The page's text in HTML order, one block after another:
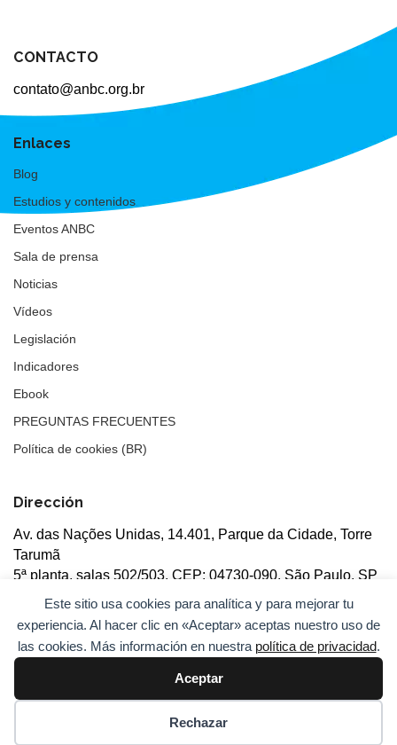
Este sitio usa cookies para analítica y para mejorar tu
experiencia. Al hacer clic en «Aceptar» aceptas nuestro uso de
las cookies. Más información en nuestra política de privacidad.
Aceptar
Rechazar
CONTACTO
contato@anbc.org.br
Enlaces
Blog
Estudios y contenidos
Eventos ANBC
Sala de prensa
Noticias
Vídeos
Legislación
Indicadores
Ebook
PREGUNTAS FRECUENTES
Política de cookies (BR)
Dirección
Av. das Nações Unidas, 14.401, Parque da Cidade, Torre
Tarumã
5ª planta, salas 502/503, CEP: 04730-090, São Paulo, SP
© 2026ANBC.Todos los derechos reservados.Mapa del